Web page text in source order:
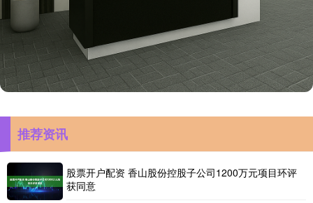
推荐资讯
股票开户配资 香山股份控股子公司1200万元项目环评
获同意